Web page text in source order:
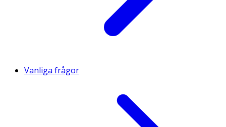
Vanliga frågor